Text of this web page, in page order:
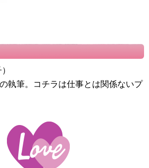
執筆。コチラは仕事とは関係ないプ